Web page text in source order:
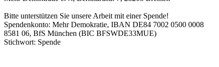
Bitte unterstützen Sie unsere Arbeit mit einer Spende!
Spendenkonto: Mehr Demokratie, IBAN DE84 7002 0500 0008
8581 06, BfS München (BIC BFSWDE33MUE)
Stichwort: Spende